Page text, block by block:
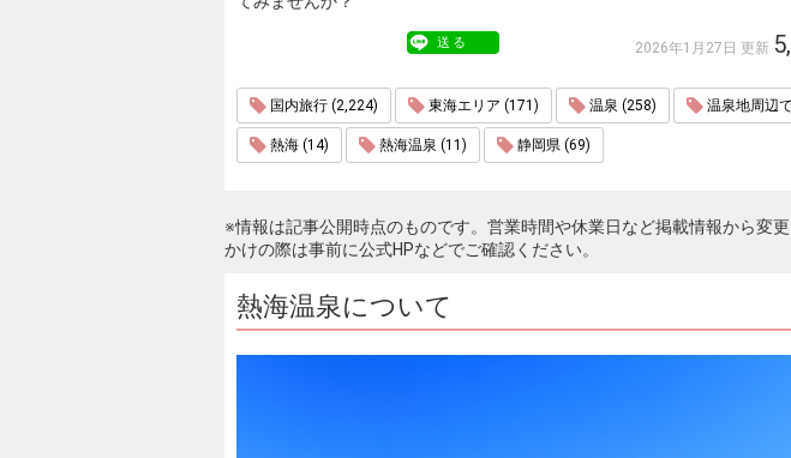
送る 2026年1月27日 更新
国内旅行 (2,224) 東海エリア (171) 温泉 (258) 温泉地周辺
熱海 (14) 熱海温泉 (11) 静岡県 (69)
※情報は記事公開時点のものです。営業時間や休業日など掲載情報から変
かけの際は事前に公式HPなどでご確認ください。
熱海温泉について